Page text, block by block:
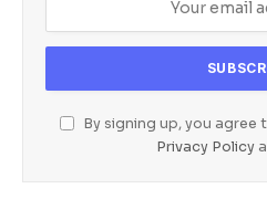
By signing up, you
Privacy Policy